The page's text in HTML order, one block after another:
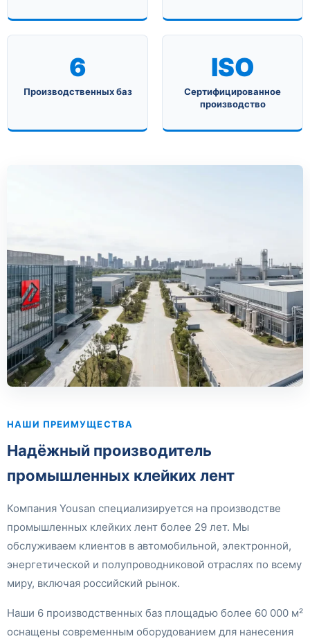
6
Производственных баз
ISO
Сертифицированное
производство
НАШИ ПРЕИМУЩЕСТВА
Надёжный производитель
промышленных клейких лент
Компания Yousan специализируется на производстве
промышленных клейких лент более 29 лет. Мы
обслуживаем клиентов в автомобильной, электронной,
энергетической и полупроводниковой отраслях по всему
миру, включая российский рынок.
Наши 6 производственных баз площадью более 60 000 м²
оснащены современным оборудованием для нанесения